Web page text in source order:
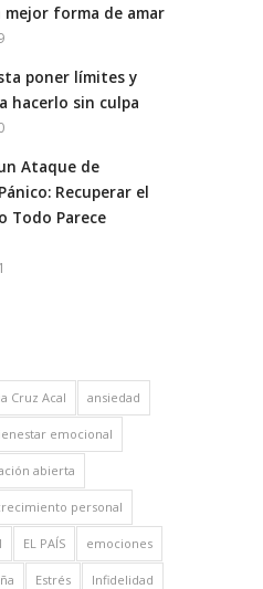
mejor forma de amar
poner límites y
hacerlo sin culpa
Ataque de
Recuperar el
Todo Parece
Cruz Acal ansiedad
emocional
abierta
personal
EL PAÍS emociones
Estrés Infidelidad